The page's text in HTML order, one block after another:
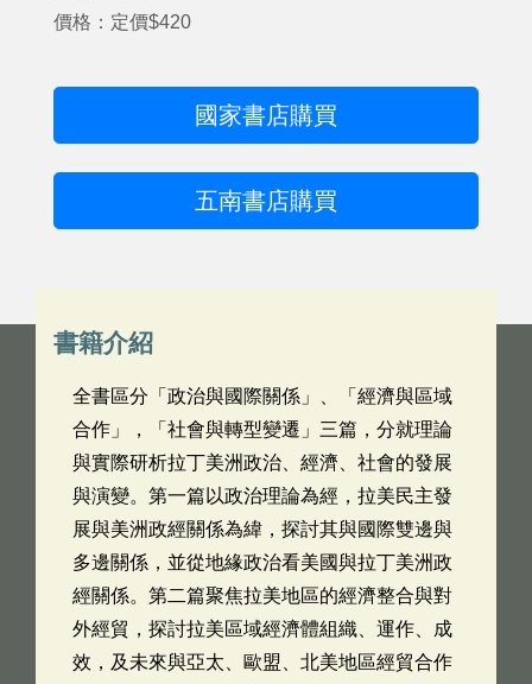
價格：定價$420
國家書店購買
五南書店購買
書籍介紹
全書區分「政治與國際關係」、「經濟與區域
合作」，「社會與轉型變遷」三篇，分就理論
與實際研析拉丁美洲政治、經濟、社會的發展
與演變。第一篇以政治理論為經，拉美民主發
展與美洲政經關係為緯，探討其與國際雙邊與
多邊關係，並從地緣政治看美國與拉丁美洲政
經關係。第二篇聚焦拉美地區的經濟整合與對
外經貿，探討拉美區域經濟體組織、運作、成
效，及未來與亞太、歐盟、北美地區經貿合作